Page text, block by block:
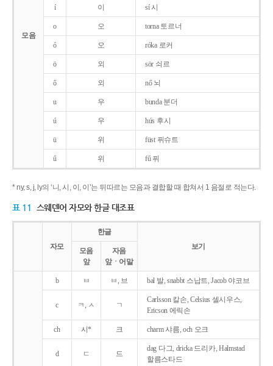
모음
í 이 sí 시
o 오 torna 토르너
ó 오 róka 로커
ö 외 sör 쇠르
ő 외 nő 뇌
u 우 bunda 분더
ú 우 hús 후시
ü 위 füst 퓌슈트
ű 위 fű 퓌
* ny, s, j, ly의 ‘니, 시, 이, 이’는 뒤따르는 모음과 결합할 때 합쳐서 1 음절로 적는다.
표 11 스웨덴어 자모와 한글 대조표
자모
한글
보기
모음
앞
자음
앞ㆍ어말
b ㅂ ㅂ, 브 bal 발, snabbt 스납트, Jacob 야코브
c ㅋ, ㅅ ㄱ
Carlsson 칼손, Celsius 셀시우스,
Ericson 에릭손
ch 시* 크 charm 샤름, och 오크
d ㄷ 드
dag 다그, dricka 드리카, Halmstad
할름스타드